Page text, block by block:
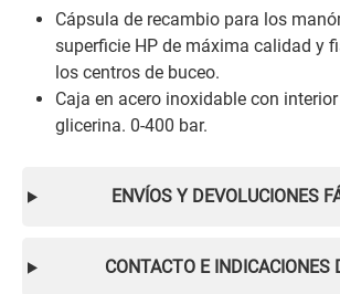
Cápsula de recambio para los
superficie HP de máxima calidad y
los centros de buceo.
Caja en acero inoxidable con
glicerina. 0-400 bar.
ENVÍOS Y DEVOLUCIONES
CONTACTO E INDICACIONES